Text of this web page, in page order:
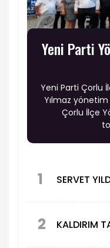
Yeni Parti
Yeni Parti Çorlu
Yılmaz
Çorlu İlçe
1 SERVET
2 KALDIRIM